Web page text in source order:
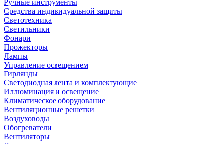
Ручные инструменты
Средства индивидуальной защиты
Светотехника
Светильники
Фонари
Прожекторы
Лампы
Управление освещением
Гирлянды
Светодиодная лента и комплектующие
Иллюминация и освещение
Климатическое оборудование
Вентиляционные решетки
Воздуховоды
Обогреватели
Вентиляторы